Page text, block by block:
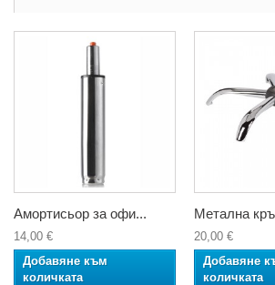
Амортисьор за офи...
14,00 €
Добавяне към
количката
Метална
20,00 €
Добавяне
количката